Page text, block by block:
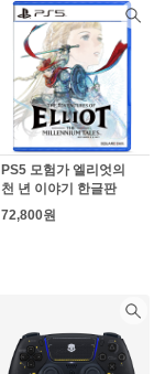
PS5 모험가 엘리엇의
천 년 이야기 한글판
72,800원